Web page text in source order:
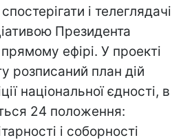
і телеглядачі
Президента
ефірі. У проекті
розписаний план дій
національної єдності, в
24 положення:
і соборності